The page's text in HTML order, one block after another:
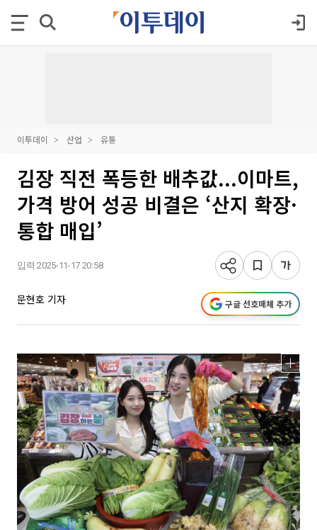
이투데이 산업 유통
김장 직전 폭등한 배추값...이마트,
가격 방어 성공 비결은 ‘산지 확장·
통합 매입’
입력 2025-11-17 20:58
문현호 기자 구글 선호매체 추가